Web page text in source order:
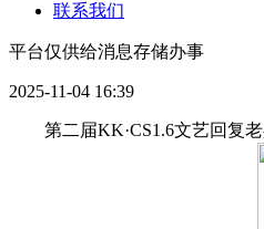
联系我们
平台仅供给消息存储办事
2025-11-04 16:39
第二届KK·CS1.6文艺回复老